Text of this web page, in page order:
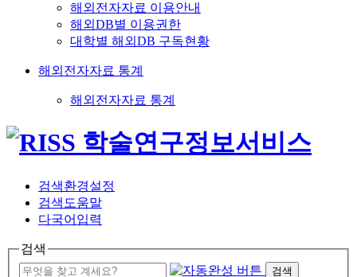
해외전자자료 이용안내
해외DB별 이용권한
대학별 해외DB 구독현황
해외전자자료 통계
해외전자자료 통계
검색환경설정
검색도움말
다국어입력
검색
검색